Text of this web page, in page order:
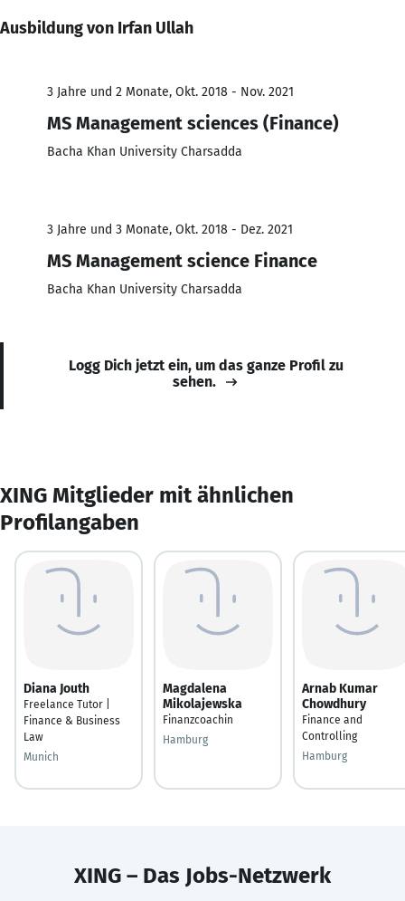
Ausbildung von Irfan Ullah
3 Jahre und 2 Monate, Okt. 2018 - Nov. 2021
MS Management sciences (Finance)
Bacha Khan University Charsadda
3 Jahre und 3 Monate, Okt. 2018 - Dez. 2021
MS Management science Finance
Bacha Khan University Charsadda
Logg Dich jetzt ein, um das ganze Profil zu
sehen.
XING Mitglieder mit ähnlichen
Profilangaben
Diana Jouth
Freelance Tutor |
Finance & Business
Law
Munich
Magdalena
Mikolajewska
Finanzcoachin
Hamburg
Arnab Kumar
Chowdhury
Finance and
Controlling
Hamburg
XING – Das Jobs-Netzwerk